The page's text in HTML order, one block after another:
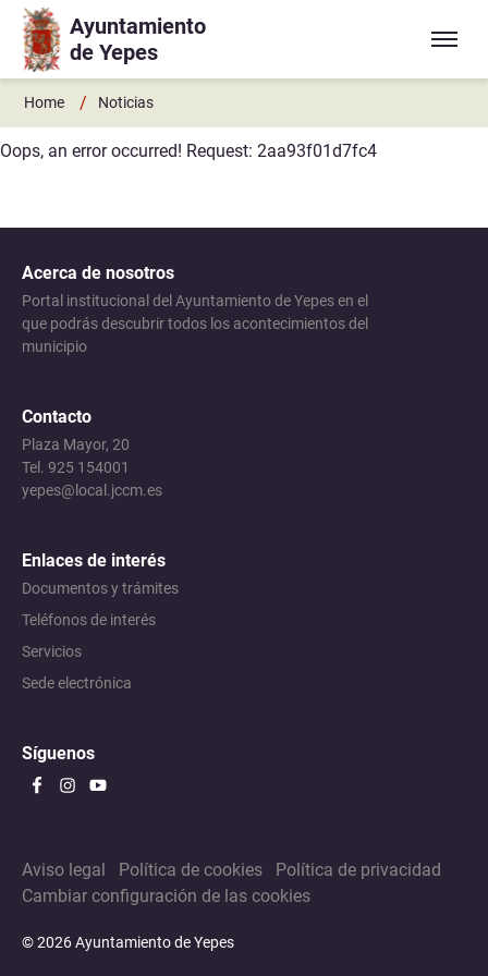
Ir a contenido principal
Ayuntamiento
de Yepes
Home / Noticias
Oops, an error occurred! Request: 2aa93f01d7fc4
Acerca de nosotros
Portal institucional del Ayuntamiento de Yepes en el
que podrás descubrir todos los acontecimientos del
municipio
Contacto
Plaza Mayor, 20
Tel. 925 154001
yepes@local.jccm.es
Enlaces de interés
Documentos y trámites
Teléfonos de interés
Servicios
Sede electrónica
Síguenos
Aviso legal Política de cookies
Política de privacidad
Cambiar configuración de las cookies
© 2026 Ayuntamiento de Yepes